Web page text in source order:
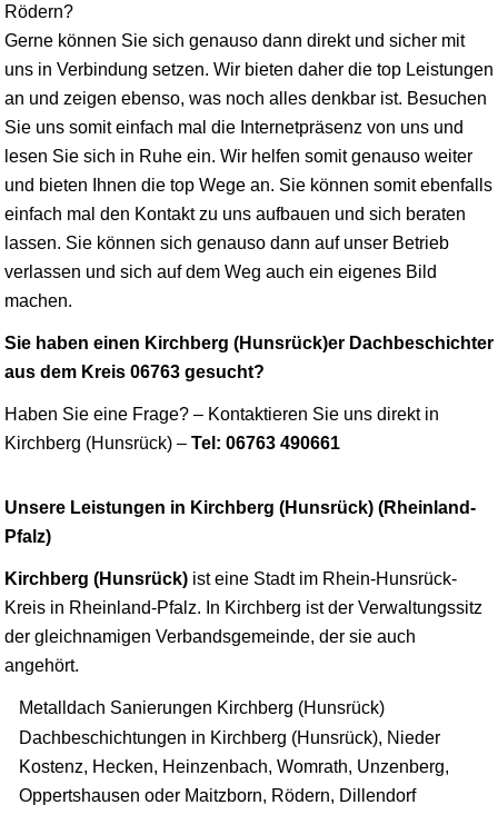
Rödern?
Gerne können Sie sich genauso dann direkt und sicher mit
uns in Verbindung setzen. Wir bieten daher die top Leistungen
an und zeigen ebenso, was noch alles denkbar ist. Besuchen
Sie uns somit einfach mal die Internetpräsenz von uns und
lesen Sie sich in Ruhe ein. Wir helfen somit genauso weiter
und bieten Ihnen die top Wege an. Sie können somit ebenfalls
einfach mal den Kontakt zu uns aufbauen und sich beraten
lassen. Sie können sich genauso dann auf unser Betrieb
verlassen und sich auf dem Weg auch ein eigenes Bild
machen.
Sie haben einen Kirchberg (Hunsrück)er Dachbeschichter
aus dem Kreis 06763 gesucht?
Haben Sie eine Frage? – Kontaktieren Sie uns direkt in
Kirchberg (Hunsrück) – Tel: 06763 490661
Unsere Leistungen in Kirchberg (Hunsrück) (Rheinland-
Pfalz)
Kirchberg (Hunsrück) ist eine Stadt im Rhein-Hunsrück-
Kreis in Rheinland-Pfalz. In Kirchberg ist der Verwaltungssitz
der gleichnamigen Verbandsgemeinde, der sie auch
angehört.
Metalldach Sanierungen Kirchberg (Hunsrück)
Dachbeschichtungen in Kirchberg (Hunsrück), Nieder
Kostenz, Hecken, Heinzenbach, Womrath, Unzenberg,
Oppertshausen oder Maitzborn, Rödern, Dillendorf